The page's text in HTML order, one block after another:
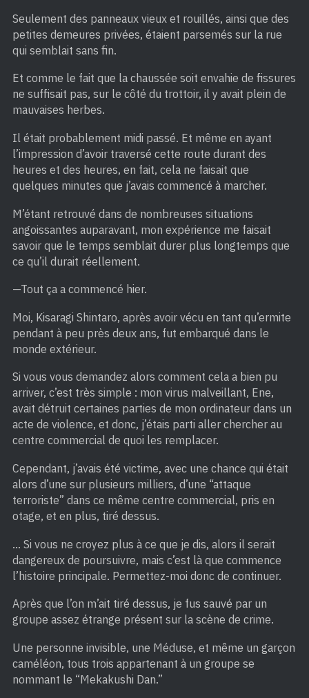
Seulement des panneaux vieux et rouillés, ainsi que des
petites demeures privées, étaient parsemés sur la rue
qui semblait sans fin.
Et comme le fait que la chaussée soit envahie de fissures
ne suffisait pas, sur le côté du trottoir, il y avait plein de
mauvaises herbes.
Il était probablement midi passé. Et même en ayant
l’impression d’avoir traversé cette route durant des
heures et des heures, en fait, cela ne faisait que
quelques minutes que j’avais commencé à marcher.
M’étant retrouvé dans de nombreuses situations
angoissantes auparavant, mon expérience me faisait
savoir que le temps semblait durer plus longtemps que
ce qu’il durait réellement.
—Tout ça a commencé hier.
Moi, Kisaragi Shintaro, après avoir vécu en tant qu’ermite
pendant à peu près deux ans, fut embarqué dans le
monde extérieur.
Si vous vous demandez alors comment cela a bien pu
arriver, c’est très simple : mon virus malveillant, Ene,
avait détruit certaines parties de mon ordinateur dans un
acte de violence, et donc, j’étais parti aller chercher au
centre commercial de quoi les remplacer.
Cependant, j’avais été victime, avec une chance qui était
alors d’une sur plusieurs milliers, d’une “attaque
terroriste” dans ce même centre commercial, pris en
otage, et en plus, tiré dessus.
… Si vous ne croyez plus à ce que je dis, alors il serait
dangereux de poursuivre, mais c’est là que commence
l’histoire principale. Permettez-moi donc de continuer.
Après que l’on m’ait tiré dessus, je fus sauvé par un
groupe assez étrange présent sur la scène de crime.
Une personne invisible, une Méduse, et même un garçon
caméléon, tous trois appartenant à un groupe se
nommant le “Mekakushi Dan.”